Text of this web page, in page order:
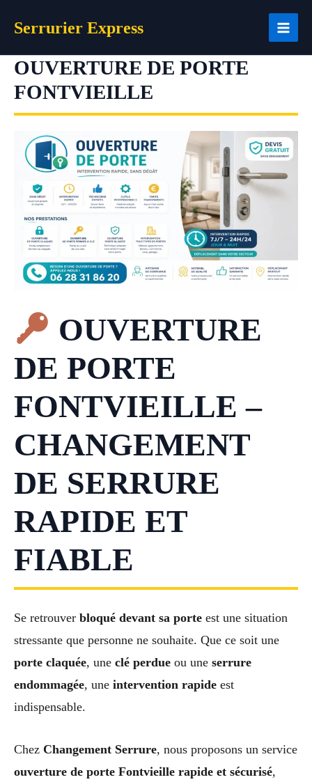
Serrurier Express
OUVERTURE DE PORTE
FONTVIEILLE
OUVERTURE
DE PORTE
FONTVIEILLE –
CHANGEMENT
DE SERRURE
RAPIDE ET
FIABLE
Se retrouver bloqué devant sa porte est une situation
stressante que personne ne souhaite. Que ce soit une
porte claquée, une clé perdue ou une serrure
endommagée, une intervention rapide est
indispensable.
Chez Changement Serrure, nous proposons un service
ouverture de porte Fontvieille rapide et sécurisé,